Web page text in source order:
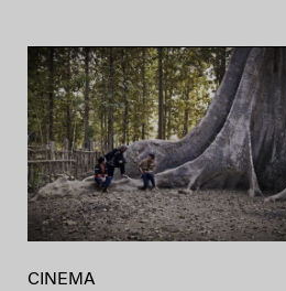
CINEMA